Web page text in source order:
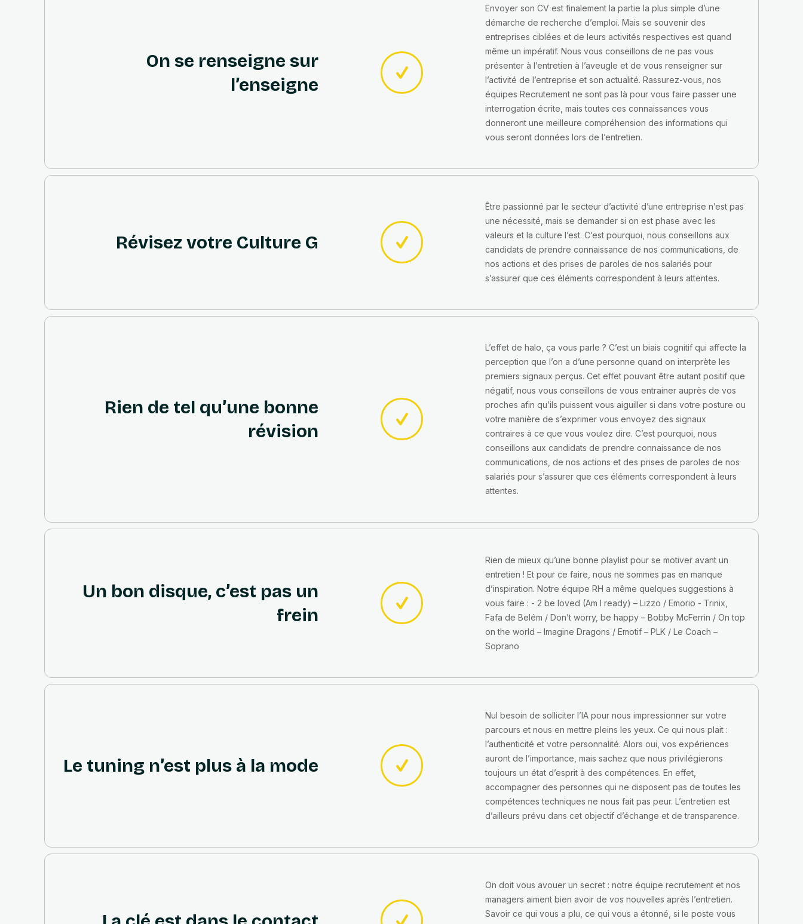
On se renseigne sur
l’enseigne
Envoyer son CV est finalement la partie la plus simple d’une
démarche de recherche d’emploi. Mais se souvenir des
entreprises ciblées et de leurs activités respectives est quand
même un impératif. Nous vous conseillons de ne pas vous
présenter à l’entretien à l’aveugle et de vous renseigner sur
l’activité de l’entreprise et son actualité. Rassurez-vous, nos
équipes Recrutement ne sont pas là pour vous faire passer une
interrogation écrite, mais toutes ces connaissances vous
donneront une meilleure compréhension des informations qui
vous seront données lors de l’entretien.
Révisez votre Culture G
Être passionné par le secteur d’activité d’une entreprise n’est pas
une nécessité, mais se demander si on est phase avec les
valeurs et la culture l’est. C’est pourquoi, nous conseillons aux
candidats de prendre connaissance de nos communications, de
nos actions et des prises de paroles de nos salariés pour
s’assurer que ces éléments correspondent à leurs attentes.
Rien de tel qu’une bonne
révision
L’effet de halo, ça vous parle ? C’est un biais cognitif qui affecte la
perception que l’on a d’une personne quand on interprète les
premiers signaux perçus. Cet effet pouvant être autant positif que
négatif, nous vous conseillons de vous entrainer auprès de vos
proches afin qu’ils puissent vous aiguiller si dans votre posture ou
votre manière de s’exprimer vous envoyez des signaux
contraires à ce que vous voulez dire. C’est pourquoi, nous
conseillons aux candidats de prendre connaissance de nos
communications, de nos actions et des prises de paroles de nos
salariés pour s’assurer que ces éléments correspondent à leurs
attentes.
Un bon disque, c’est pas un
frein
Rien de mieux qu’une bonne playlist pour se motiver avant un
entretien ! Et pour ce faire, nous ne sommes pas en manque
d’inspiration. Notre équipe RH a même quelques suggestions à
vous faire : - 2 be loved (Am I ready) – Lizzo / Emorio - Trinix,
Fafa de Belém / Don’t worry, be happy – Bobby McFerrin / On top
on the world – Imagine Dragons / Emotif – PLK / Le Coach –
Soprano
Le tuning n’est plus à la mode
Nul besoin de solliciter l’IA pour nous impressionner sur votre
parcours et nous en mettre pleins les yeux. Ce qui nous plait :
l’authenticité et votre personnalité. Alors oui, vos expériences
auront de l’importance, mais sachez que nous privilégierons
toujours un état d’esprit à des compétences. En effet,
accompagner des personnes qui ne disposent pas de toutes les
compétences techniques ne nous fait pas peur. L’entretien est
d’ailleurs prévu dans cet objectif d’échange et de transparence.
On doit vous avouer un secret : notre équipe recrutement et nos
managers aiment bien avoir de vos nouvelles après l’entretien.
Savoir ce qui vous a plu, ce qui vous a étonné, si le poste vous